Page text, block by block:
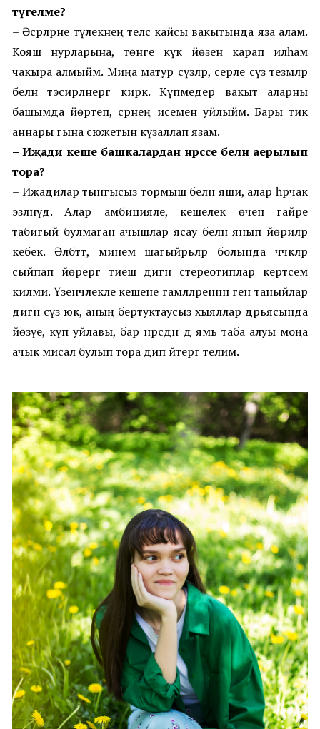
түгелме?
– Әсәрләрне тәүлекнең теләсә кайсы вакытында яза алам.
Кояш нурларына, төнге күк йөзенә карап илһам
чакыра алмыйм. Миңа матур сүзләр, серле сүз тезмәләр
белән тәэсирләнергә кирәк. Күпмедер вакыт аларны
башымда йөртеп, әсәрнең исемен уйлыйм. Бары тик
аннары гына сюжетын күзаллап язам.
– Иҗади кеше башкалардан нәрсәсе белән аерылып
тора?
– Иҗадилар тынгысыз тормыш белән яши, алар һәрчак
эзләнүдә. Алар амбицияле, кешелек өчен гайре
табигый булмаган ачышлар ясау белән янып йөриләр
кебек. Әлбәттә, минем шагыйрьләр болында чәчәкләр
сыйпап йөрергә тиеш дигән стереотиплар кертәсем
килми. Үзенчәлекле кешене гамәлләреннән генә таныйлар
дигән сүз юк, аның бертуктаусыз хыяллар дәрьясында
йөзүе, күп уйлавы, бар нәрсәдән дә ямь таба алуы моңа
ачык мисал булып тора дип әйтергә телим.